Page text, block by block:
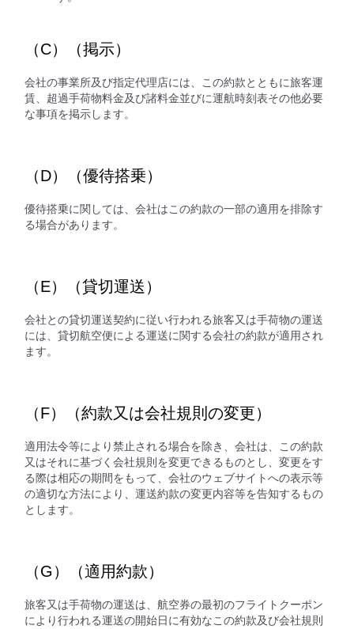
（C）（掲示）
会社の事業所及び指定代理店には、この約款とともに旅客運
賃、超過手荷物料金及び諸料金並びに運航時刻表その他必要
な事項を掲示します。
（D）（優待搭乗）
優待搭乗に関しては、会社はこの約款の一部の適用を排除す
る場合があります。
（E）（貸切運送）
会社との貸切運送契約に従い行われる旅客又は手荷物の運送
には、貸切航空便による運送に関する会社の約款が適用され
ます。
（F）（約款又は会社規則の変更）
適用法令等により禁止される場合を除き、会社は、この約款
又はそれに基づく会社規則を変更できるものとし、変更をす
る際は相応の期間をもって、会社のウェブサイトへの表示等
の適切な方法により、運送約款の変更内容等を告知するもの
とします。
（G）（適用約款）
旅客又は手荷物の運送は、航空券の最初のフライトクーポン
により行われる運送の開始日に有効なこの約款及び会社規則